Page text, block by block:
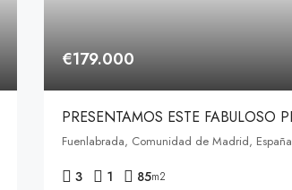
€179.000
Fuenlabrada, Comunidad de Madrid, España
3 1 85m2